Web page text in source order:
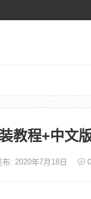
教程+中文
布: 2020年7月18日 0